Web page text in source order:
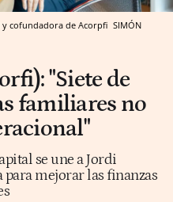
y cofundadora de Acorpfi SIMÓN
"Siete de
familiares no
se une a Jordi
mejorar las finanzas